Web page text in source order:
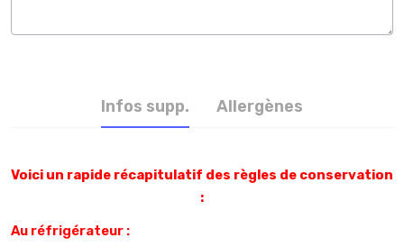
Infos supp. Allergènes
Voici un rapide récapitulatif des règles de conservation
:
Au réfrigérateur :